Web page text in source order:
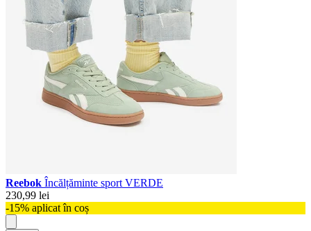
Reebok Încălțăminte sport VERDE
230,99 lei
-15% aplicat în coș